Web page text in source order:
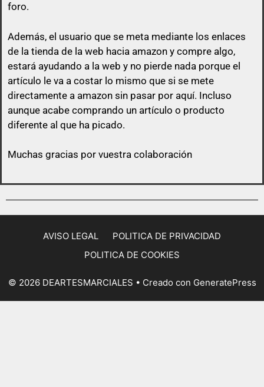
foro.
Además, el usuario que se meta mediante los enlaces
de la tienda de la web hacia amazon y compre algo,
estará ayudando a la web y no pierde nada porque el
artículo le va a costar lo mismo que si se mete
directamente a amazon sin pasar por aquí. Incluso
aunque acabe comprando un artículo o producto
diferente al que ha picado.
Muchas gracias por vuestra colaboración
AVISO LEGAL
POLITICA DE PRIVACIDAD
POLITICA DE COOKIES
© 2026 DEARTESMARCIALES • Creado con GeneratePress